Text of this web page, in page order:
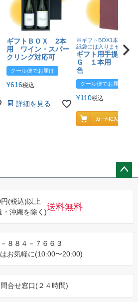
ギフトＢＯＸ 2本
用 ワイン・スパー
クリング対応可
クール便でお届け
¥616税込
詳細を見る
※ギフトBOX1本用はこ
紙袋には入りません
ギフト用手提げＢ
Ｇ １本用 エン
色
クール便でお届け
¥110税込
(税込)以上
・沖縄を除く)
送料無料
８８４－７６６３
お気軽に(10:00〜20:00)
合せ窓口(２４時間)